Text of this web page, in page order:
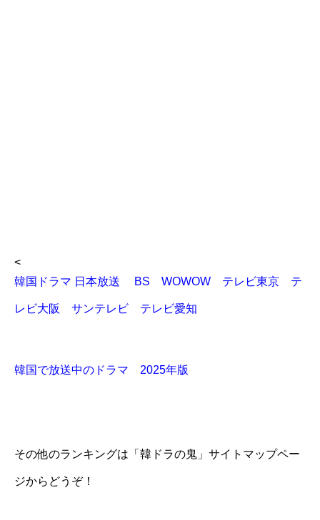
<
韓国ドラマ 日本放送 BS WOWOW テレビ東京 テ
レビ大阪 サンテレビ テレビ愛知
韓国で放送中のドラマ 2025年版
その他のランキングは「韓ドラの鬼」サイトマップペー
ジからどうぞ！